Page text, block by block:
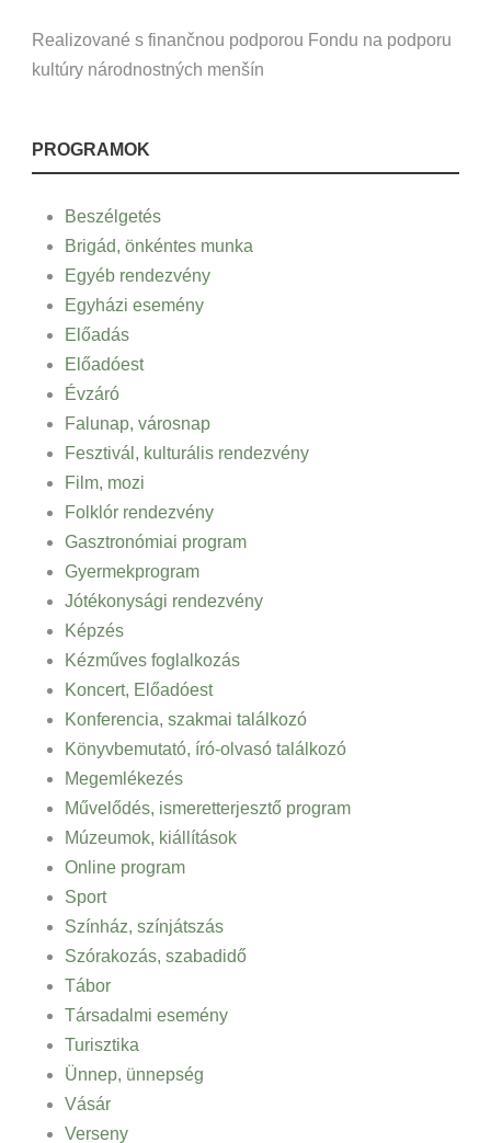
Realizované s finančnou podporou Fondu na podporu
kultúry národnostných menšín
PROGRAMOK
Beszélgetés
Brigád, önkéntes munka
Egyéb rendezvény
Egyházi esemény
Előadás
Előadóest
Évzáró
Falunap, városnap
Fesztivál, kulturális rendezvény
Film, mozi
Folklór rendezvény
Gasztronómiai program
Gyermekprogram
Jótékonysági rendezvény
Képzés
Kézműves foglalkozás
Koncert, Előadóest
Konferencia, szakmai találkozó
Könyvbemutató, író-olvasó találkozó
Megemlékezés
Művelődés, ismeretterjesztő program
Múzeumok, kiállítások
Online program
Sport
Színház, színjátszás
Szórakozás, szabadidő
Tábor
Társadalmi esemény
Turisztika
Ünnep, ünnepség
Vásár
Verseny